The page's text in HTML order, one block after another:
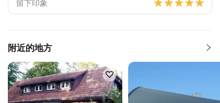
附近的地方